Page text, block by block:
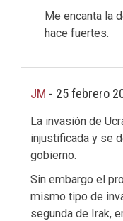
Me encanta la
hace fuertes.
JM - 25 febrero
La invasión de
injustificada y se
gobierno.
Sin embargo el
mismo tipo de
segunda de Irak,